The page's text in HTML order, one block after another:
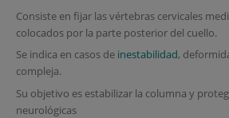
Consiste en fijar las vértebras cervicales
colocados por la parte posterior del cuello.
Se indica en casos de inestabilidad,
compleja.
Su objetivo es estabilizar la columna y
neurológicas